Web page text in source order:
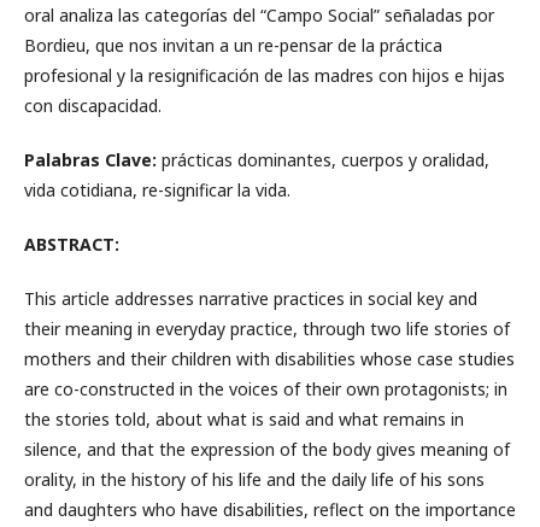
oral analiza las categorías del “Campo Social” señaladas por
Bordieu, que nos invitan a un re-pensar de la práctica
profesional y la resignificación de las madres con hijos e hijas
con discapacidad.
Palabras Clave: prácticas dominantes, cuerpos y oralidad,
vida cotidiana, re-significar la vida.
ABSTRACT:
This article addresses narrative practices in social key and
their meaning in everyday practice, through two life stories of
mothers and their children with disabilities whose case studies
are co-constructed in the voices of their own protagonists; in
the stories told, about what is said and what remains in
silence, and that the expression of the body gives meaning of
orality, in the history of his life and the daily life of his sons
and daughters who have disabilities, reflect on the importance